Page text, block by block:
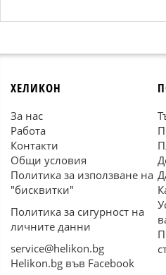
ХЕЛИКОН
За нас
Работа
Контакти
Общи условия
Политика за използване на
"бисквитки"
Политика за сигурност на
личните данни
service@helikon.bg
Helikon.bg във Facebook